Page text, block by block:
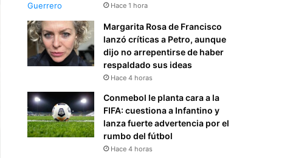
Hace 1 hora
Margarita Rosa de Francisco
lanzó críticas a Petro, aunque
dijo no arrepentirse de haber
respaldado sus ideas
Hace 4 horas
Conmebol le planta cara a la
FIFA: cuestiona a Infantino y
lanza fuerte advertencia por el
rumbo del fútbol
Hace 4 horas